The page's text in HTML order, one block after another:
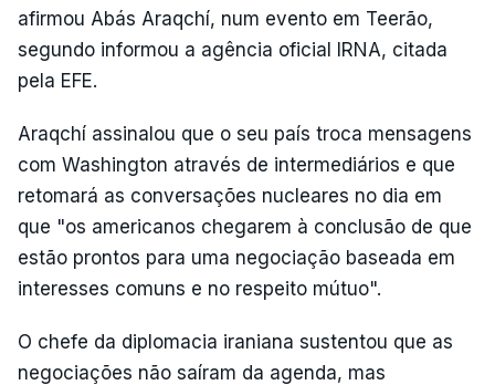
afirmou Abás Araqchí, num evento em Teerão,
segundo informou a agência oficial IRNA, citada
pela EFE.
Araqchí assinalou que o seu país troca mensagens
com Washington através de intermediários e que
retomará as conversações nucleares no dia em
que "os americanos chegarem à conclusão de que
estão prontos para uma negociação baseada em
interesses comuns e no respeito mútuo".
O chefe da diplomacia iraniana sustentou que as
negociações não saíram da agenda, mas